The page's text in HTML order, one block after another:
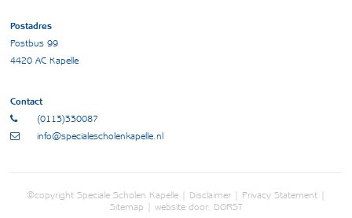
Postadres
Postbus 99
4420 AC Kapelle
Contact
(0113)330087
info@specialescholenkapelle.nl
©copyright Speciale Scholen Kapelle | Disclaimer Privacy Statement
Sitemap | website door: DORST